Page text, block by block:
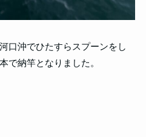
口沖でひたすらスプーンをし
で納竿となりました。